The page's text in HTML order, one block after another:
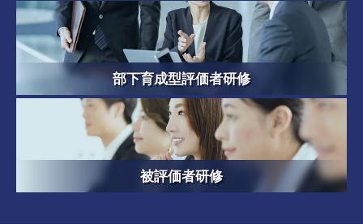
部下育成型評価者研修
被評価者研修